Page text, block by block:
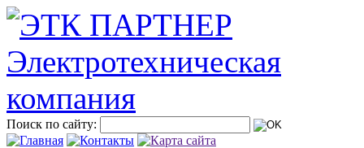
Поиск по сайту: